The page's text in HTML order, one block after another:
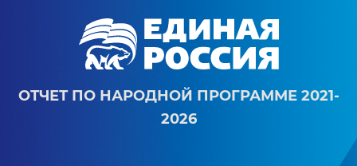
ОТЧЕТ ПО НАРОДНОЙ ПРОГРАММЕ 2021-
2026